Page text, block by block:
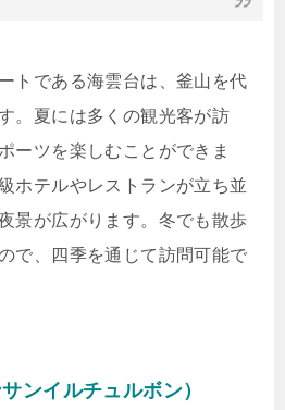
トである海雲台は、釜山を代
。夏には多くの観光客が訪
ーツを楽しむことができま
ホテルやレストランが立ち並
景が広がります。冬でも散歩
で、四季を通じて訪問可能で
ンイルチュルボン）